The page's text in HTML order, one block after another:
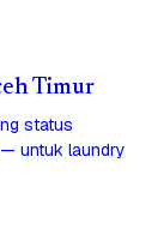
Timur
status
untuk laundry